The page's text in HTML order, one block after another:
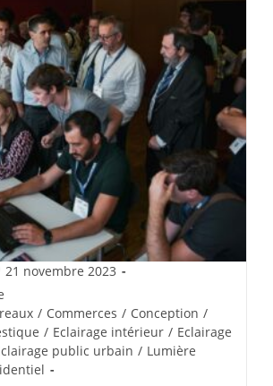
21 novembre 2023
/ Commerces / Conception /
/ Eclairage intérieur / Eclairage
public urbain / Lumière